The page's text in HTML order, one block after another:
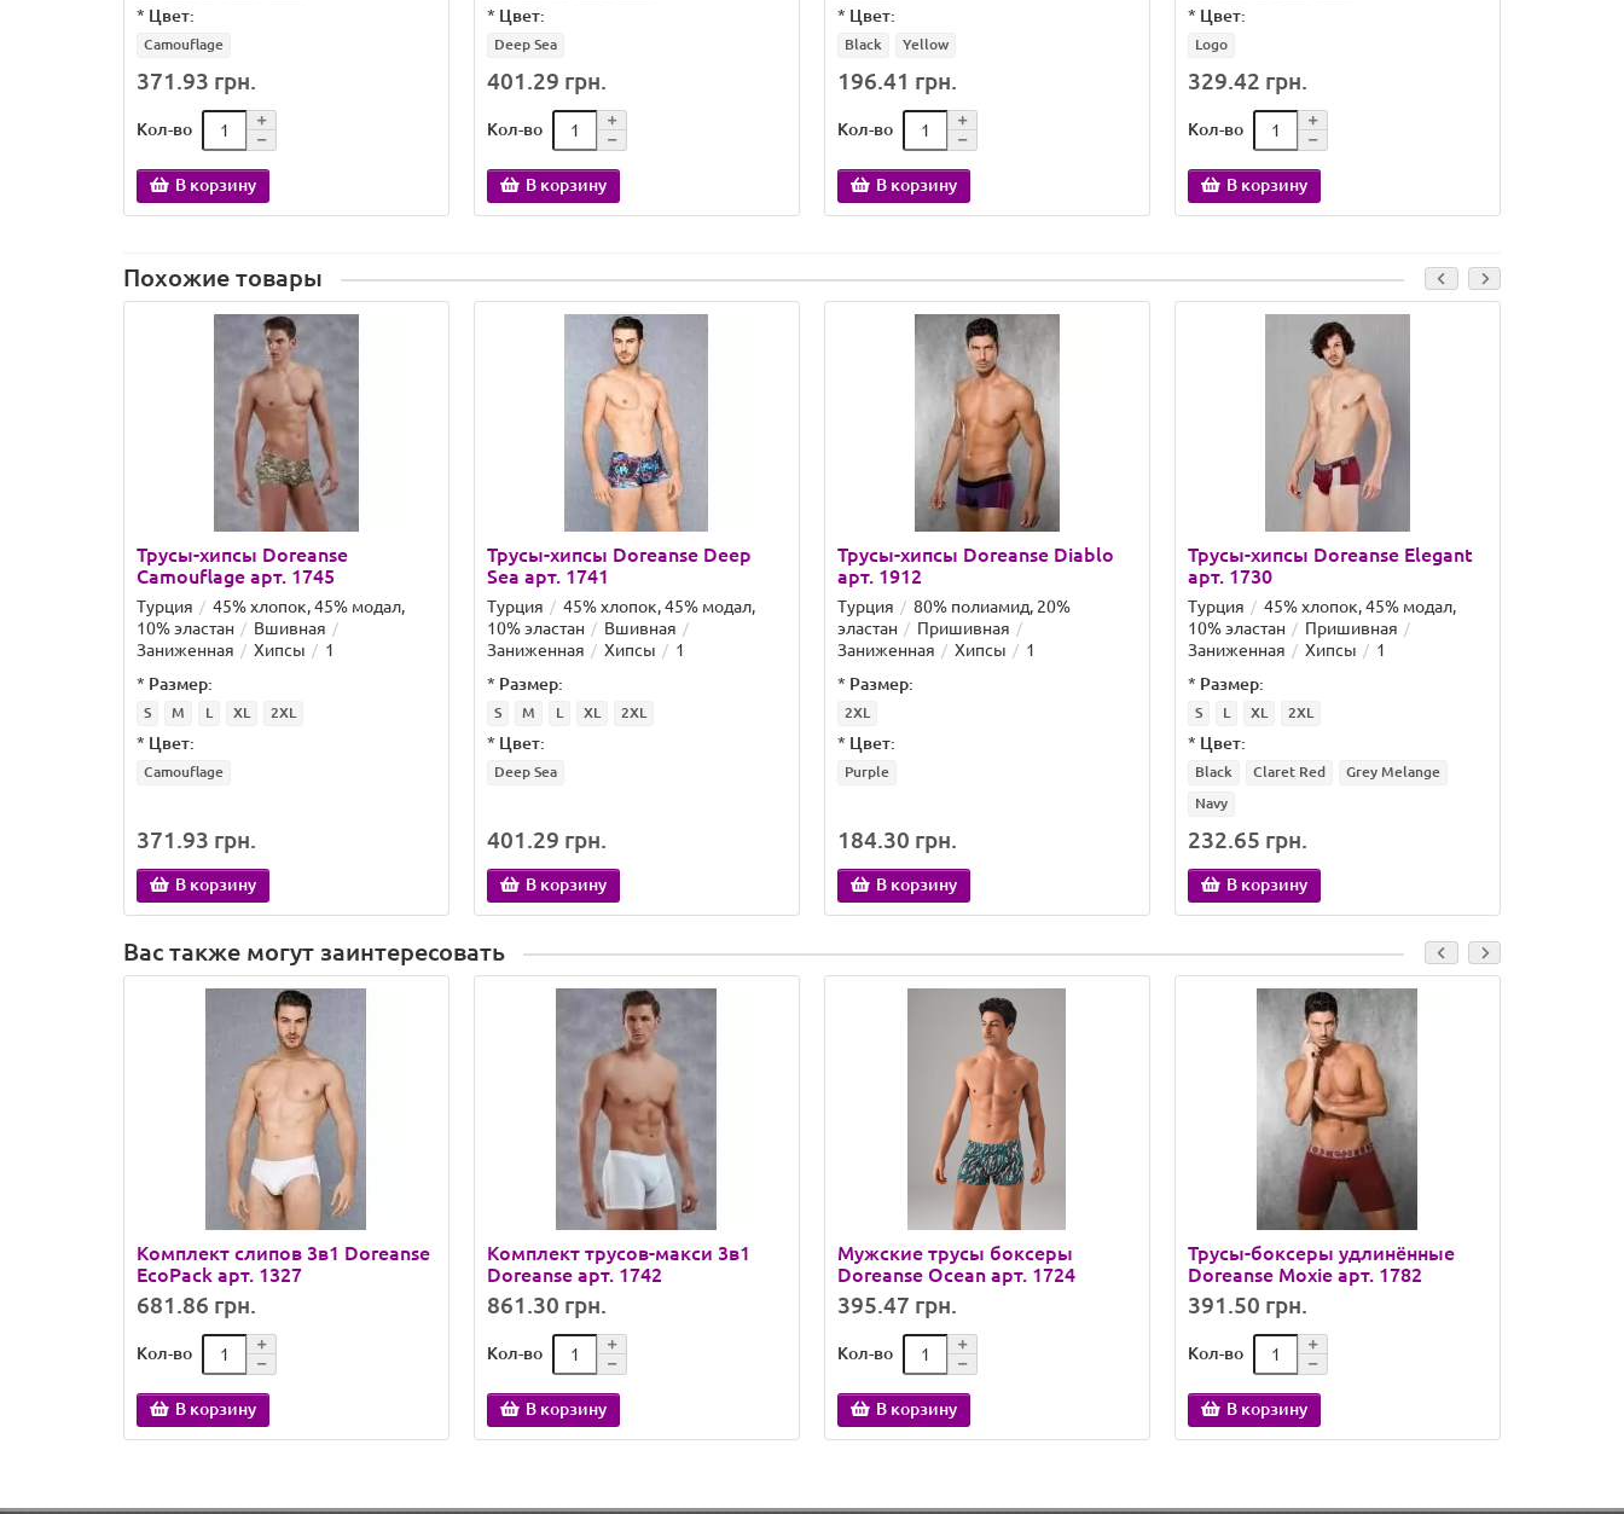
* Цвет:
Camouflage
371.93 грн.
Кол-во
В корзину
* Цвет:
Deep Sea
401.29 грн.
Кол-во
В корзину
* Цвет:
Black Yellow
196.41 грн.
Кол-во
В корзину
* Цвет:
Logo
329.42 грн.
Кол-во
В корзину
Похожие товары
Трусы-хипсы Doreanse
Camouflage арт. 1745
Турция
45% хлопок, 45% модал,
10% эластан
Вшивная
Заниженная
Хипсы
1
* Размер:
S M L XL 2XL
* Цвет:
Camouflage
371.93 грн.
В корзину
Трусы-хипсы Doreanse Deep
Sea арт. 1741
Турция
45% хлопок, 45% модал,
10% эластан
Вшивная
Заниженная
Хипсы
1
* Размер:
S M L XL 2XL
* Цвет:
Deep Sea
401.29 грн.
В корзину
Трусы-хипсы Doreanse Diablo
арт. 1912
Турция
80% полиамид, 20%
эластан
Пришивная
Заниженная
Хипсы
1
* Размер:
2XL
* Цвет:
Purple
184.30 грн.
В корзину
Трусы-хипсы Doreanse Elegant
арт. 1730
Турция
45% хлопок, 45% модал,
10% эластан
Пришивная
Заниженная
Хипсы
1
* Размер:
S L XL 2XL
* Цвет:
Black Claret Red
Grey Melange
Navy
232.65 грн.
В корзину
Вас также могут заинтересовать
Комплект слипов 3в1 Doreanse
EcoPack арт. 1327
681.86 грн.
Кол-во
В корзину
Комплект трусов-макси 3в1
Doreanse арт. 1742
861.30 грн.
Кол-во
В корзину
Мужские трусы боксеры
Doreanse Ocean арт. 1724
395.47 грн.
Кол-во
В корзину
Трусы-боксеры удлинённые
Doreanse Moxie арт. 1782
391.50 грн.
Кол-во
В корзину